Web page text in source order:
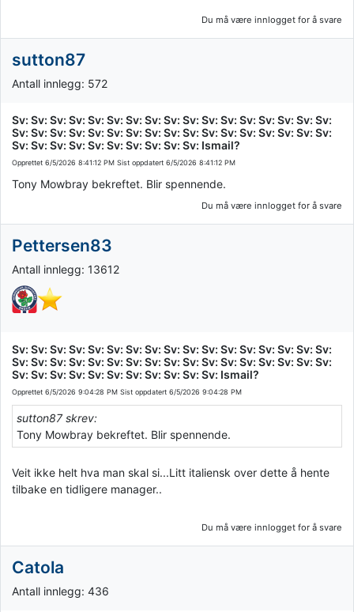
Du må være innlogget for å svare
sutton87
Antall innlegg: 572
Sv: Sv: Sv: Sv: Sv: Sv: Sv: Sv: Sv: Sv: Sv: Sv: Sv: Sv: Sv: Sv: Sv:
Sv: Sv: Sv: Sv: Sv: Sv: Sv: Sv: Sv: Sv: Sv: Sv: Sv: Sv: Sv: Sv: Sv:
Sv: Sv: Sv: Sv: Sv: Sv: Sv: Sv: Sv: Sv: Ismail?
Opprettet 6/5/2026 8:41:12 PM Sist oppdatert 6/5/2026 8:41:12 PM
Tony Mowbray bekreftet. Blir spennende.
Du må være innlogget for å svare
Pettersen83
Antall innlegg: 13612
Sv: Sv: Sv: Sv: Sv: Sv: Sv: Sv: Sv: Sv: Sv: Sv: Sv: Sv: Sv: Sv: Sv:
Sv: Sv: Sv: Sv: Sv: Sv: Sv: Sv: Sv: Sv: Sv: Sv: Sv: Sv: Sv: Sv: Sv:
Sv: Sv: Sv: Sv: Sv: Sv: Sv: Sv: Sv: Sv: Sv: Ismail?
Opprettet 6/5/2026 9:04:28 PM Sist oppdatert 6/5/2026 9:04:28 PM
sutton87 skrev:
Tony Mowbray bekreftet. Blir spennende.
Veit ikke helt hva man skal si...Litt italiensk over dette å hente
tilbake en tidligere manager..
Du må være innlogget for å svare
Catola
Antall innlegg: 436